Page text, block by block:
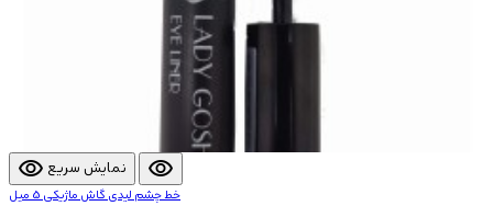
visibility نمایش سریع visibility
خط چشم لیدی گاش ماژیکی 5 میل